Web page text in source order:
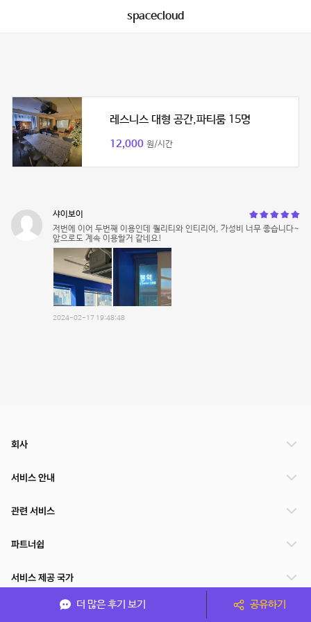
spacecloud
레스니스 대형 공간,파티룸 15명
12,000 원/시간
샤이보이
저번에 이어 두번째 이용인데 퀄리티와 인티리어, 가성비 너무 좋습니다~
앞으로도 계속 이용할거 같네요!
2024-02-17 19:48:48
더 많은 후기 보기 공유하기
회사
서비스 안내
관련 서비스
파트너쉽
서비스 제공 국가